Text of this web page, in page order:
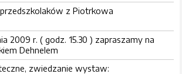
z Piotrkowa
2009 r. ( godz. 15.30 ) zapraszamy na
Dehnelem
zwiedzanie wystaw: